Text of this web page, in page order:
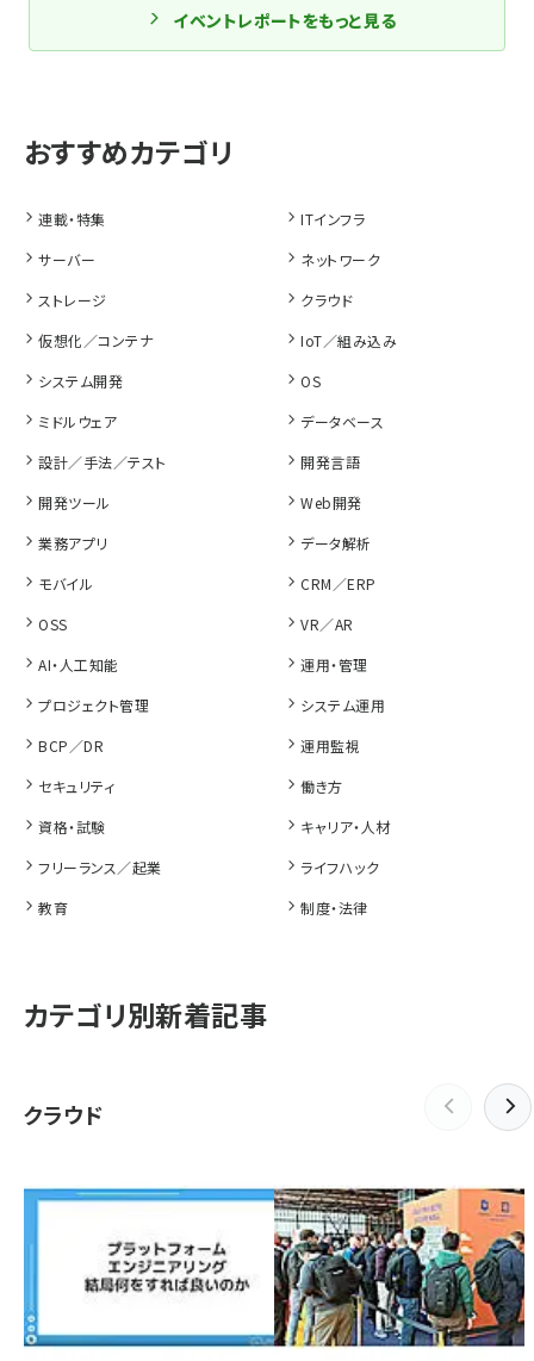
イベントレポートをもっと見る
連載・特集
ITインフラ
サーバー
ネットワーク
ストレージ
クラウド
仮想化／コンテナ
IoT／組み込み
システム開発
OS
ミドルウェア
データベース
設計／手法／テスト
開発言語
開発ツール
Web開発
業務アプリ
データ解析
モバイル
CRM／ERP
OSS
VR／AR
AI・人工知能
運用・管理
プロジェクト管理
システム運用
BCP／DR
運用監視
セキュリティ
働き方
資格・試験
キャリア・人材
フリーランス／起業
ライフハック
教育
制度・法律
カテゴリ別新着記事
クラウド